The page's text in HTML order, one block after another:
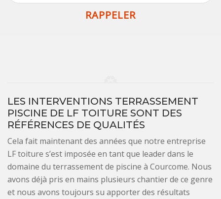
LES INTERVENTIONS TERRASSEMENT
PISCINE DE LF TOITURE SONT DES
RÉFÉRENCES DE QUALITÉS
Cela fait maintenant des années que notre entreprise
LF toiture s’est imposée en tant que leader dans le
domaine du terrassement de piscine à Courcome. Nous
avons déjà pris en mains plusieurs chantier de ce genre
et nous avons toujours su apporter des résultats